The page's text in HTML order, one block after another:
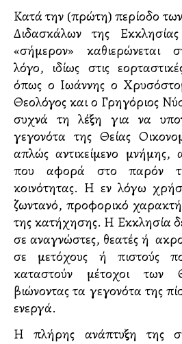
Κατά την (πρώτη) περίοδο
Διδασκάλων της
«σήμερον» καθιερώνεται
λόγο, ιδίως στις
όπως ο Ιωάννης ο
Θεολόγος και ο Γρηγόριος
συχνά τη λέξη για να
γεγονότα της Θείας
απλώς αντικείμενο μνήμης,
που αφορά στο παρόν
κοινότητας. Η εν λόγω
ζωντανό, προφορικό
της κατήχησης. Η Εκκλησία
σε αναγνώστες, θεατές ή
σε μετόχους ή πιστούς
καταστούν μέτοχοι των
βιώνοντας τα γεγονότα της
ενεργά.
Η πλήρης ανάπτυξη της